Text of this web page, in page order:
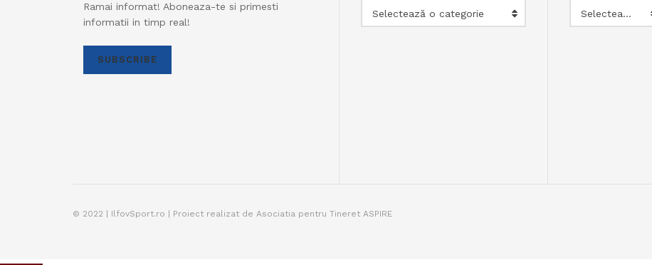
Ramai informat! Aboneaza-te si primesti
informatii in timp real!
SUBSCRIBE
Selectează o categorie Selectează luna
© 2022 | IlfovSport.ro | Proiect realizat de Asociatia pentru Tineret ASPIRE